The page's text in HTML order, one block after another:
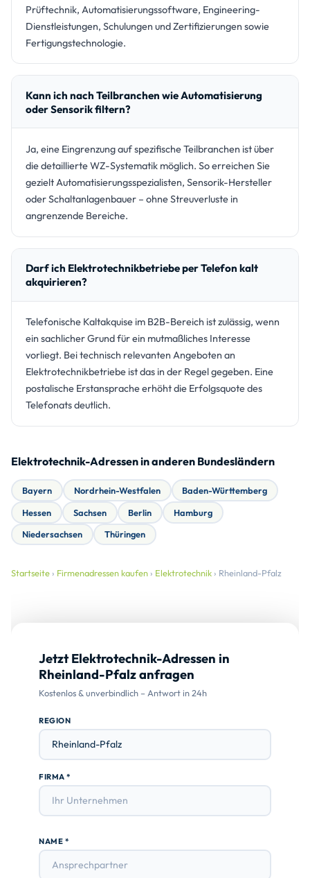
Prüftechnik, Automatisierungssoftware, Engineering-
Dienstleistungen, Schulungen und Zertifizierungen sowie
Fertigungstechnologie.
Kann ich nach Teilbranchen wie Automatisierung
oder Sensorik filtern?
Ja, eine Eingrenzung auf spezifische Teilbranchen ist über
die detaillierte WZ-Systematik möglich. So erreichen Sie
gezielt Automatisierungsspezialisten, Sensorik-Hersteller
oder Schaltanlagenbauer – ohne Streuverluste in
angrenzende Bereiche.
Darf ich Elektrotechnikbetriebe per Telefon kalt
akquirieren?
Telefonische Kaltakquise im B2B-Bereich ist zulässig, wenn
ein sachlicher Grund für ein mutmaßliches Interesse
vorliegt. Bei technisch relevanten Angeboten an
Elektrotechnikbetriebe ist das in der Regel gegeben. Eine
postalische Erstansprache erhöht die Erfolgsquote des
Telefonats deutlich.
Elektrotechnik-Adressen in anderen Bundesländern
Bayern Nordrhein-Westfalen
Baden-Württemberg
Hessen
Sachsen Berlin
Hamburg
Niedersachsen
Thüringen
Startseite › Firmenadressen kaufen › Elektrotechnik › Rheinland-Pfalz
Jetzt Elektrotechnik-Adressen in
Rheinland-Pfalz anfragen
Kostenlos & unverbindlich – Antwort in 24h
REGION
FIRMA *
NAME *